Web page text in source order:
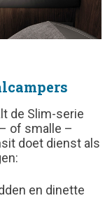
de Slim-serie
of smalle –
doet dienst als
en dinette